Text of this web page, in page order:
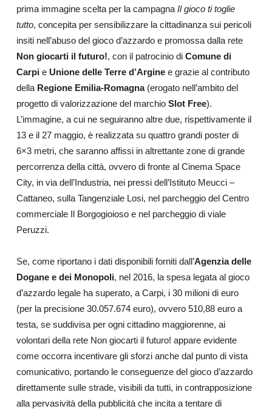
prima immagine scelta per la campagna Il gioco ti toglie
tutto, concepita per sensibilizzare la cittadinanza sui pericoli
insiti nell’abuso del gioco d’azzardo e promossa dalla rete
Non giocarti il futuro!, con il patrocinio di Comune di
Carpie Unione delle Terre d’Arginee grazie al contributo
dellaRegione Emilia-Romagna(erogato nell’ambito del
progetto di valorizzazione del marchio Slot Free).
L’immagine, a cui ne seguiranno altre due, rispettivamente il
13 e il 27 maggio, è realizzata su quattro grandi poster di
6×3 metri, che saranno affissi in altrettante zone di grande
percorrenza della città, ovvero di fronte al Cinema Space
City, in via dell’Industria, nei pressi dell’Istituto Meucci –
Cattaneo, sulla Tangenziale Losi, nel parcheggio del Centro
commerciale Il Borgogioioso e nel parcheggio di viale
Peruzzi.
Se, come riportano i dati disponibili forniti dall’Agenzia delle
Dogane e dei Monopoli, nel 2016, la spesa legata al gioco
d’azzardo legale ha superato, a Carpi, i 30 milioni di euro
(per la precisione 30.057.674 euro), ovvero 510,88 euro a
testa, se suddivisa per ogni cittadino maggiorenne, ai
volontari della rete Non giocarti il futuro! appare evidente
come occorra incentivare gli sforzi anche dal punto di vista
comunicativo, portando le conseguenze del gioco d’azzardo
direttamente sulle strade, visibili da tutti, in contrapposizione
alla pervasività della pubblicità che incita a tentare di